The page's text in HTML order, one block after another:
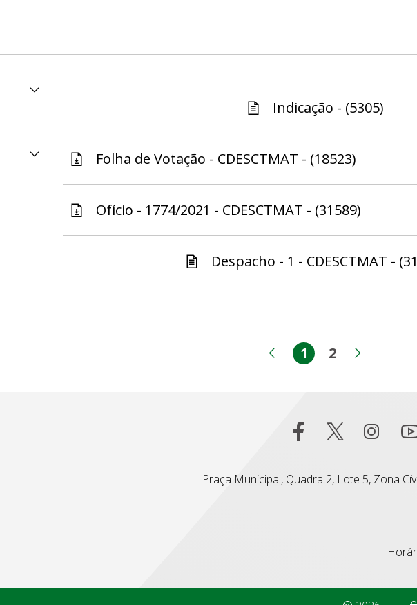
Indicação - (5305)
Folha de Votação - CDESCTMAT - (18523)
Ofício - 1774/2021 - CDESCTMAT - (31589)
Despacho - 1 - CDESCTMAT -
Página anterior
Página
1 Página
2
Praça Municipal, Quadra 2, Lote 5, Zona